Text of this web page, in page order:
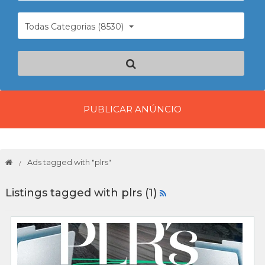
Todas Categorias (8530)
PUBLICAR ANÚNCIO
Ads tagged with "plrs"
Listings tagged with plrs (1)